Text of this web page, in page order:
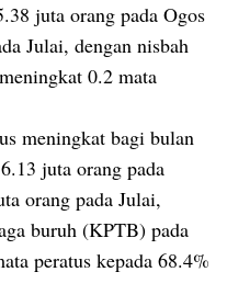
juta orang pada Ogos
Julai, dengan nisbah
0.2 mata
meningkat bagi bulan
juta orang pada
orang pada Julai,
buruh (KPTB) pada
peratus kepada 68.4%